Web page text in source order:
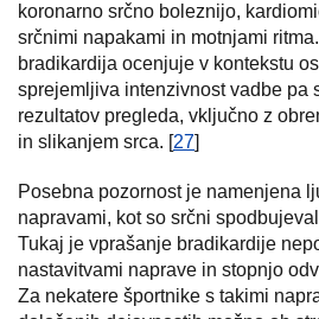
koronarno srčno boleznijo,
srčnimi napakami in motnjami
bradikardija ocenjuje v kontekstu
sprejemljiva intenzivnost vadbe pa
rezultatov pregleda, vključno z
in slikanjem srca. [27]
Posebna pozornost je namenjena
napravami, kot so srčni
Tukaj je vprašanje bradikardije
nastavitvami naprave in stopnjo
Za nekatere športnike s takimi